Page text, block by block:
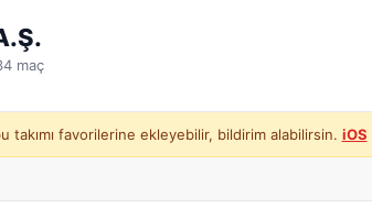
maç
takımı favorilerine ekleyebilir, bildirim alabilirsin. iOS